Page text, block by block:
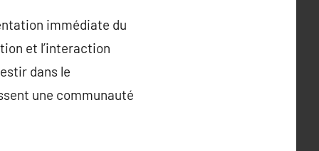
immédiate du
et l’interaction
dans le
une communauté